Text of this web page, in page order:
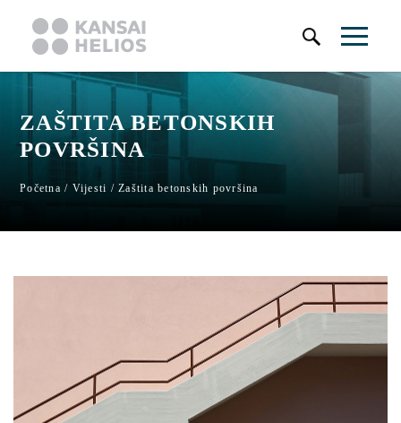
ZAŠTITA BETONSKIH
POVRŠINA
Početna / Vijesti / Zaštita betonskih površina